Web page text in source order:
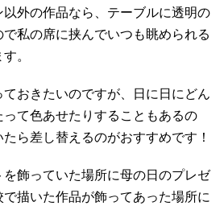
外の作品なら、テーブルに透明の
私の席に挟んでいつも眺められる
。
おきたいのですが、日に日にどん
て色あせたりすることもあるの
ら差し替えるのがおすすめです！
飾っていた場所に母の日のプレゼ
描いた作品が飾ってあった場所に